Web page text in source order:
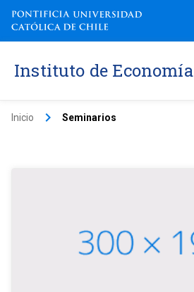
Instituto de Economía
Inicio keyboard_arrow_right Seminarios